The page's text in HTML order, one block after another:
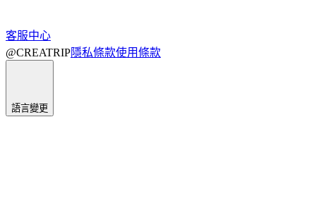
客服中心
@CREATRIP隱私條款使用條款
語言變更